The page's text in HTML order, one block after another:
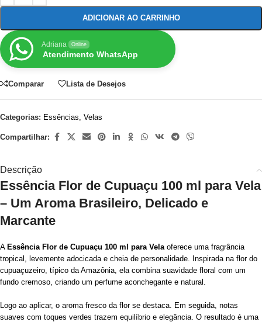
ADICIONAR AO CARRINHO
Adriana Online
Atendimento WhatsApp
Comparar Lista de Desejos
Categorias: Essências, Velas
Compartilhar:
Descrição
Essência Flor de Cupuaçu 100 ml para Vela
– Um Aroma Brasileiro, Delicado e
Marcante
A Essência Flor de Cupuaçu 100 ml para Velaoferece uma fragrância
tropical, levemente adocicada e cheia de personalidade. Inspirada na flor do
cupuaçuzeiro, típico da Amazônia, ela combina suavidade floral com um
fundo cremoso, criando um perfume aconchegante e natural.
Logo ao aplicar, o aroma fresco da flor se destaca. Em seguida, notas
suaves com toques verdes trazem equilíbrio e elegância. O resultado é uma